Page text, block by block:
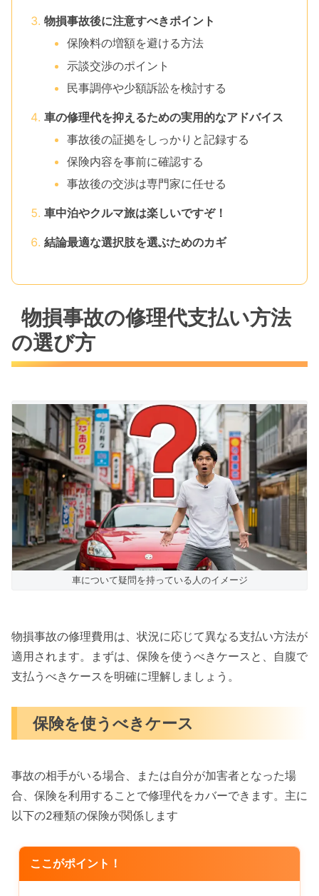
物損事故後に注意すべきポイント
保険料の増額を避ける方法
示談交渉のポイント
民事調停や少額訴訟を検討する
車の修理代を抑えるための実用的なアドバイス
事故後の証拠をしっかりと記録する
保険内容を事前に確認する
事故後の交渉は専門家に任せる
車中泊やクルマ旅は楽しいですぞ！
結論最適な選択肢を選ぶためのカギ
物損事故の修理代支払い方法
の選び方
車について疑問を持っている人のイメージ
物損事故の修理費用は、状況に応じて異なる支払い方法が
適用されます。まずは、保険を使うべきケースと、自腹で
支払うべきケースを明確に理解しましょう。
保険を使うべきケース
事故の相手がいる場合、または自分が加害者となった場
合、保険を利用することで修理代をカバーできます。主に
以下の2種類の保険が関係します
ここがポイント！